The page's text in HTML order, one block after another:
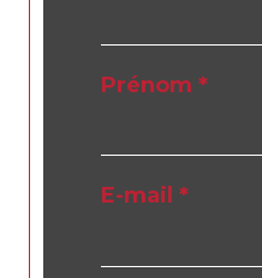
Prénom *
E-mail *